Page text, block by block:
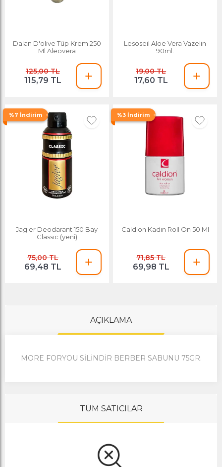
Dalan D'olive Tüp Krem 250
Ml Aleovera
125,00 TL
115,79 TL
Lesoseil Aloe Vera Vazelin
90ml.
19,00 TL
17,60 TL
%7 İndirim
Jagler Deodarant 150 Bay
Classıc (yeni)
75,00 TL
69,48 TL
%3 İndirim
Caldion Kadın Roll On 50 Ml
71,85 TL
69,98 TL
AÇIKLAMA
MORE FORYOU SİLİNDİR BERBER SABUNU 75GR.
TÜM SATICILAR